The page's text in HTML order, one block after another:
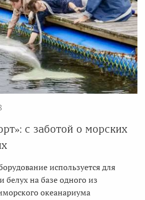
с заботой о морских
используется для
белух на базе одного из
океанариума